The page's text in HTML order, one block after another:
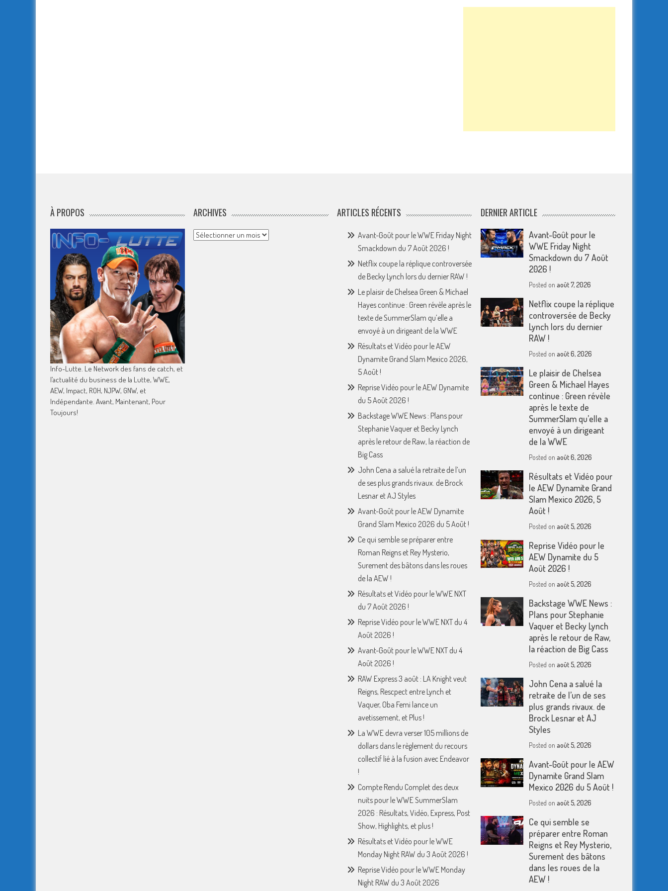
À PROPOS
Info-Lutte. Le Network des fans de catch, et
l’actualité du business de la Lutte, WWE,
AEW, Impact, ROH, NJPW, GNW, et
Indépendante. Avant, Maintenant, Pour
Toujours!
ARCHIVES
Archives
ARTICLES RÉCENTS
Avant-Goût pour le WWE Friday Night
Smackdown du 7 Août 2026 !
Netflix coupe la réplique controversée
de Becky Lynch lors du dernier RAW !
Le plaisir de Chelsea Green & Michael
Hayes continue : Green révèle après le
texte de SummerSlam qu’elle a
envoyé à un dirigeant de la WWE
Résultats et Vidéo pour le AEW
Dynamite Grand Slam Mexico 2026,
5 Août !
Reprise Vidéo pour le AEW Dynamite
du 5 Août 2026 !
Backstage WWE News : Plans pour
Stephanie Vaquer et Becky Lynch
après le retour de Raw, la réaction de
Big Cass
John Cena a salué la retraite de l’un
de ses plus grands rivaux. de Brock
Lesnar et AJ Styles
Avant-Goût pour le AEW Dynamite
Grand Slam Mexico 2026 du 5 Août !
Ce qui semble se préparer entre
Roman Reigns et Rey Mysterio,
Surement des bâtons dans les roues
de la AEW !
Résultats et Vidéo pour le WWE NXT
du 7 Août 2026 !
Reprise Vidéo pour le WWE NXT du 4
Août 2026 !
Avant-Goût pour le WWE NXT du 4
Août 2026 !
RAW Express 3 août : LA Knight veut
Reigns, Rescpect entre Lynch et
Vaquer, Oba Femi lance un
avetissement, et Plus !
La WWE devra verser 105 millions de
dollars dans le règlement du recours
collectif lié à la fusion avec Endeavor
!
Compte Rendu Complet des deux
nuits pour le WWE SummerSlam
2026 : Résultats, Vidéo, Express, Post
Show, Highlights, et plus !
Résultats et Vidéo pour le WWE
Monday Night RAW du 3 Août 2026 !
Reprise Vidéo pour le WWE Monday
Night RAW du 3 Août 2026
DERNIER ARTICLE
Avant-Goût pour le
WWE Friday Night
Smackdown du 7 Août
2026 !
Posted on août 7, 2026
Netflix coupe la réplique
controversée de Becky
Lynch lors du dernier
RAW !
Posted on août 6, 2026
Le plaisir de Chelsea
Green & Michael Hayes
continue : Green révèle
après le texte de
SummerSlam qu’elle a
envoyé à un dirigeant
de la WWE
Posted on août 6, 2026
Résultats et Vidéo pour
le AEW Dynamite Grand
Slam Mexico 2026, 5
Août !
Posted on août 5, 2026
Reprise Vidéo pour le
AEW Dynamite du 5
Août 2026 !
Posted on août 5, 2026
Backstage WWE News :
Plans pour Stephanie
Vaquer et Becky Lynch
après le retour de Raw,
la réaction de Big Cass
Posted on août 5, 2026
John Cena a salué la
retraite de l’un de ses
plus grands rivaux. de
Brock Lesnar et AJ
Styles
Posted on août 5, 2026
Avant-Goût pour le AEW
Dynamite Grand Slam
Mexico 2026 du 5 Août !
Posted on août 5, 2026
Ce qui semble se
préparer entre Roman
Reigns et Rey Mysterio,
Surement des bâtons
dans les roues de la
AEW !